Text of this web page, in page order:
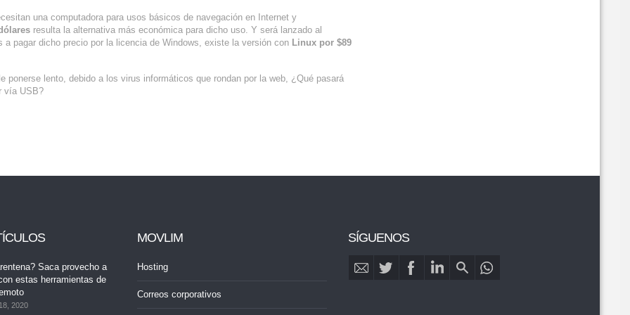
una computadora para usos básicos de navegación en Internet y
resulta la alternativa más económica para dicho uso. Y será lanzado al
pagar dicho precio por la licencia de Windows, existe la versión con Linux por $89
ponerse lento, debido a los virus informáticos que rondan por la web, ¿Qué pasará
vía USB?
Saca provecho a
estas herramientas de
2020
MOVLIM
Hosting
Correos corporativos
SÍGUENOS